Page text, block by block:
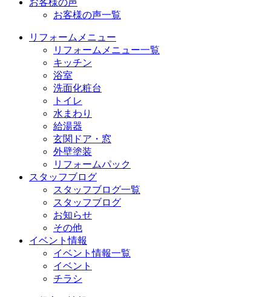
お客様の声
お客様の声一覧
リフォームメニュー
リフォームメニュー一覧
キッチン
浴室
洗面化粧台
トイレ
水まわり
給湯器
玄関ドア・窓
外壁塗装
リフォームパック
スタッフブログ
スタッフブログ一覧
スタッフブログ
お知らせ
その他
イベント情報
イベント情報一覧
イベント
チラシ